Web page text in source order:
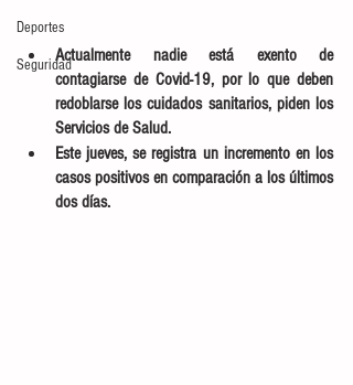
Deportes
SeguridadActualmente nadie está exento de
contagiarse de Covid-19, por lo que deben
redoblarse los cuidados sanitarios, piden los
Servicios de Salud.
Este jueves, se registra un incremento en los
casos positivos en comparación a los últimos
dos días.